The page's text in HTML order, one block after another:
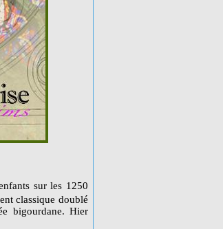
sur les 1250
classique doublé
bigourdane. Hier